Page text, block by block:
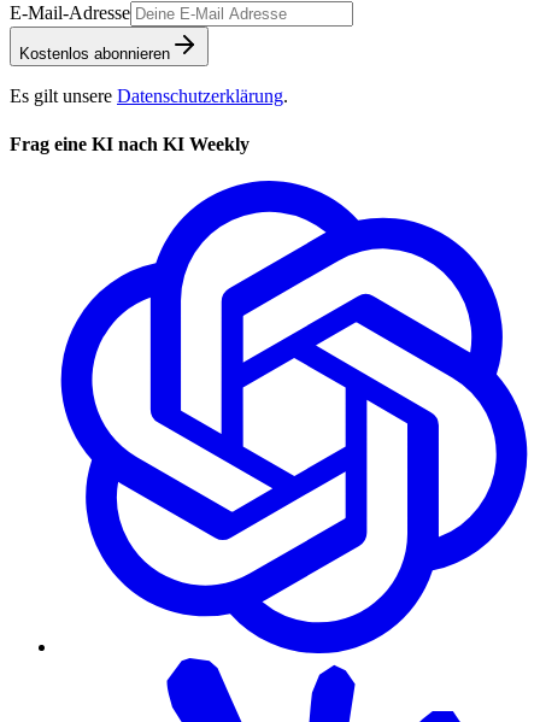
E-Mail-Adresse
Kostenlos abonnieren
Es gilt unsere Datenschutzerklärung.
Frag eine KI nach KI Weekly